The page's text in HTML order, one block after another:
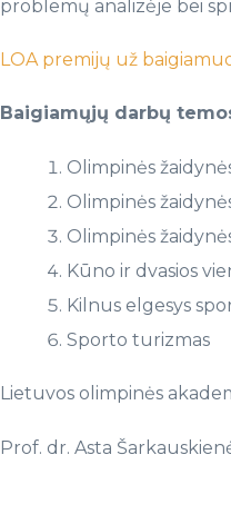
problemų analizėje bei
LOA premijų už
Baigiamųjų darbų
Olimpinės
Olimpinės
Olimpinės
Kūno ir dvasios
Kilnus elgesys
Sporto turizmas
Lietuvos olimpinės
Prof. dr. Asta